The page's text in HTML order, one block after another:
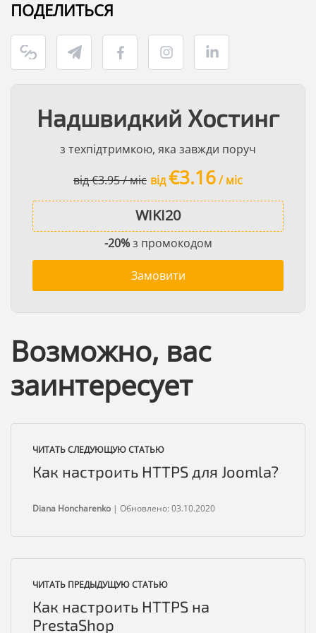
ПОДЕЛИТЬСЯ
Надшвидкий Хостинг
з техпідтримкою, яка завжди поруч
від €3.95 / міс від€3.16/ міс
-20%з промокодом
Замовити
Возможно, вас
заинтересует
ЧИТАТЬ ПРЕДЫДУЩУЮ СТАТЬЮ
Как настроить HTTPS на
PrestaShop
ЧИТАТЬ СЛЕДУЮЩУЮ СТАТЬЮ
Как настроить HTTPS для Joomla?
Diana Honcharenko | Обновлено: 03.10.2020